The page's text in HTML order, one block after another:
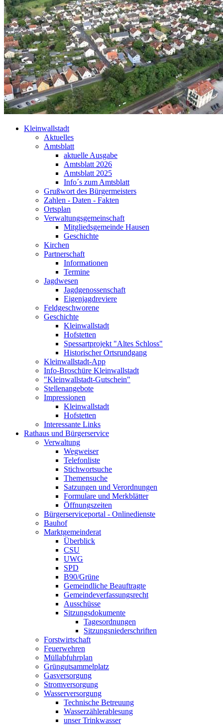
Kleinwallstadt
Aktuelles
Amtsblatt
aktuelle Ausgabe
Amtsblatt 2026
Amtsblatt 2025
Info´s zum Amtsblatt
Grußwort des Bürgermeisters
Zahlen - Daten - Fakten
Ortsplan
Verwaltungsgemeinschaft
Mitgliedsgemeinde Hausen
Geschichte
Kirchen
Partnerschaft
Informationen
Termine
Jagdwesen
Jagdgenossenschaft
Eigenjagdreviere
Feldgeschworene
Geschichte
Kleinwallstadt
Hofstetten
Spessartprojekt "Altes Schloss"
Historischer Ortsrundgang
Kleinwallstadt-App
Info-Broschüre Kleinwallstadt
"Kleinwallstadt-Gutschein"
Stellenangebote
Impressionen
Kleinwallstadt
Hofstetten
Interessante Links
Rathaus und Bürgerservice
Verwaltung
Wegweiser
Telefonliste
Stichwortsuche
Themensuche
Satzungen und Verordnungen
Formulare und Merkblätter
Öffnungszeiten
Bürgerserviceportal - Onlinedienste
Bauhof
Marktgemeinderat
Überblick
CSU
UWG
SPD
B90/Grüne
Gemeindliche Beauftragte
Gemeindeverfassungsrecht
Ausschüsse
Sitzungsdokumente
Tagesordnungen
Sitzungsniederschriften
Forstwirtschaft
Feuerwehren
Müllabfuhrplan
Grüngutsammelplatz
Gasversorgung
Stromversorgung
Wasserversorgung
Technische Betreuung
Wasserzählerablesung
unser Trinkwasser